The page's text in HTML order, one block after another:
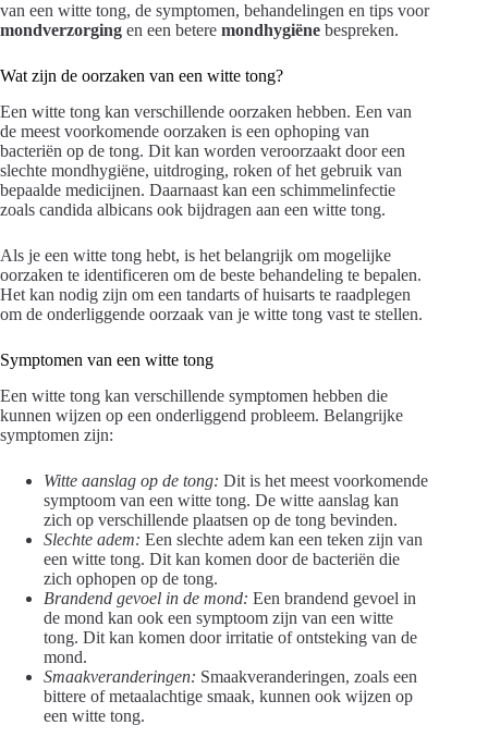
van een witte tong, de symptomen, behandelingen en tips voor
mondverzorging en een betere mondhygiëne bespreken.
Wat zijn de oorzaken van een witte tong?
Een witte tong kan verschillende oorzaken hebben. Een van
de meest voorkomende oorzaken is een ophoping van
bacteriën op de tong. Dit kan worden veroorzaakt door een
slechte mondhygiëne, uitdroging, roken of het gebruik van
bepaalde medicijnen. Daarnaast kan een schimmelinfectie
zoals candida albicans ook bijdragen aan een witte tong.
Als je een witte tong hebt, is het belangrijk om mogelijke
oorzaken te identificeren om de beste behandeling te bepalen.
Het kan nodig zijn om een tandarts of huisarts te raadplegen
om de onderliggende oorzaak van je witte tong vast te stellen.
Symptomen van een witte tong
Een witte tong kan verschillende symptomen hebben die
kunnen wijzen op een onderliggend probleem. Belangrijke
symptomen zijn:
Witte aanslag op de tong: Dit is het meest voorkomende
symptoom van een witte tong. De witte aanslag kan
zich op verschillende plaatsen op de tong bevinden.
Slechte adem: Een slechte adem kan een teken zijn van
een witte tong. Dit kan komen door de bacteriën die
zich ophopen op de tong.
Brandend gevoel in de mond: Een brandend gevoel in
de mond kan ook een symptoom zijn van een witte
tong. Dit kan komen door irritatie of ontsteking van de
mond.
Smaakveranderingen: Smaakveranderingen, zoals een
bittere of metaalachtige smaak, kunnen ook wijzen op
een witte tong.